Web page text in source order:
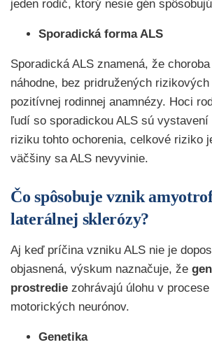
jeden rodič, ktorý nesie gén
Sporadická forma ALS
Sporadická ALS znamená, že
náhodne, bez pridružených
pozitívnej rodinnej anamnézy. Hoci
ľudí so sporadickou ALS sú vystavení
riziku tohto ochorenia, celkové riziko
väčšiny sa ALS nevyvinie.
Čo spôsobuje vznik
laterálnej sklerózy?
Aj keď príčina vzniku ALS nie je
objasnená, výskum naznačuje, že
prostredie zohrávajú úlohu v
motorických neurónov.
Genetika